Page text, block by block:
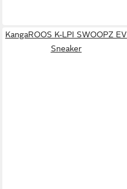
KangaROOS K-LPI SWOOPZ EV
Sneaker